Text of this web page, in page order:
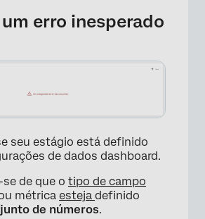
erro inesperado
seu estágio está definido
de dados dashboard.
de que o tipo de campo
métrica esteja definido
de números.